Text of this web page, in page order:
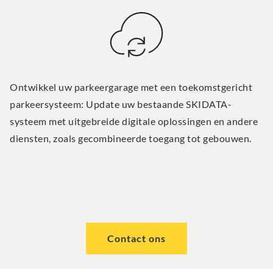
Ontwikkel uw parkeergarage met een toekomstgericht
parkeersysteem: Update uw bestaande SKIDATA-
systeem met uitgebreide digitale oplossingen en andere
diensten, zoals gecombineerde toegang tot gebouwen.
Contact ons